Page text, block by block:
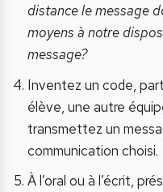
distance le message
moyens à notre
message?
Inventez un code,
élève, une autre
transmettez un
communication choisi.
À l’oral ou à l’écrit,